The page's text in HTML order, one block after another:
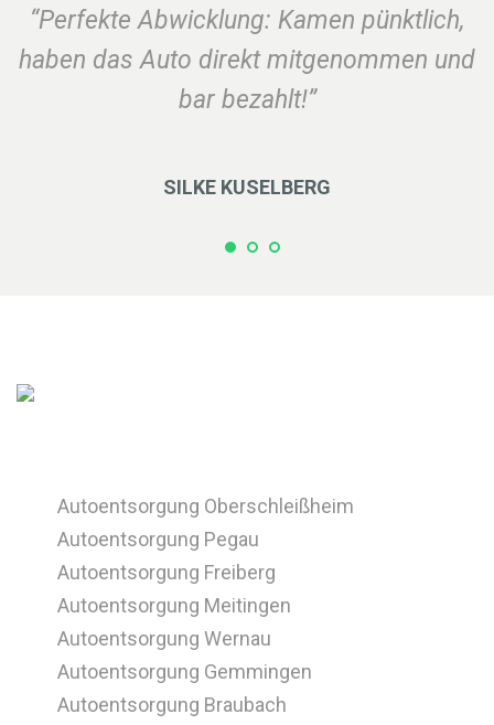
“Perfekte Abwicklung: Kamen pünktlich,
haben das Auto direkt mitgenommen und
bar bezahlt!”
SILKE KUSELBERG
Autoentsorgung Oberschleißheim
Autoentsorgung Pegau
Autoentsorgung Freiberg
Autoentsorgung Meitingen
Autoentsorgung Wernau
Autoentsorgung Gemmingen
Autoentsorgung Braubach